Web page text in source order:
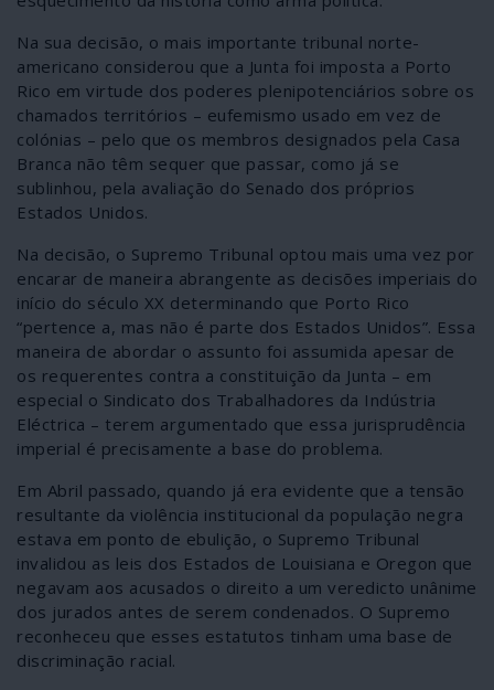
Na sua decisão, o mais importante tribunal norte-
americano considerou que a Junta foi imposta a Porto
Rico em virtude dos poderes plenipotenciários sobre os
chamados territórios – eufemismo usado em vez de
colónias – pelo que os membros designados pela Casa
Branca não têm sequer que passar, como já se
sublinhou, pela avaliação do Senado dos próprios
Estados Unidos.
Na decisão, o Supremo Tribunal optou mais uma vez por
encarar de maneira abrangente as decisões imperiais do
início do século XX determinando que Porto Rico
“pertence a, mas não é parte dos Estados Unidos”. Essa
maneira de abordar o assunto foi assumida apesar de
os requerentes contra a constituição da Junta – em
especial o Sindicato dos Trabalhadores da Indústria
Eléctrica – terem argumentado que essa jurisprudência
imperial é precisamente a base do problema.
Em Abril passado, quando já era evidente que a tensão
resultante da violência institucional da população negra
estava em ponto de ebulição, o Supremo Tribunal
invalidou as leis dos Estados de Louisiana e Oregon que
negavam aos acusados o direito a um veredicto unânime
dos jurados antes de serem condenados. O Supremo
reconheceu que esses estatutos tinham uma base de
discriminação racial.